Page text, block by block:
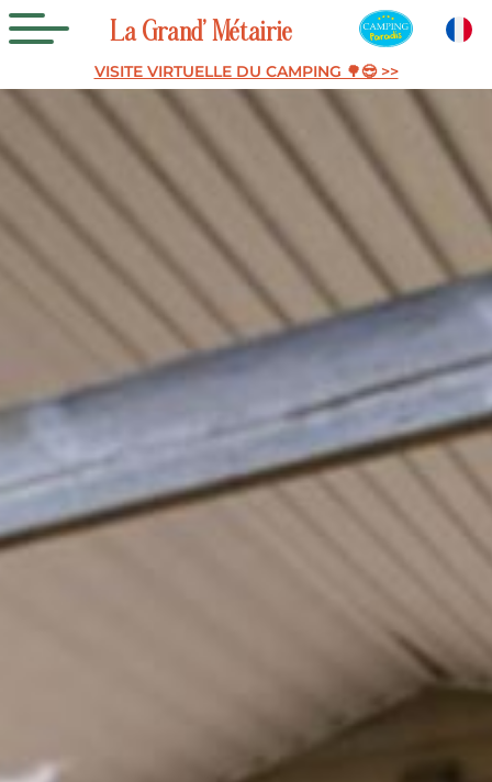
VISITE VIRTUELLE DU CAMPING 🌳😎 >>
La Grand’ Métairie